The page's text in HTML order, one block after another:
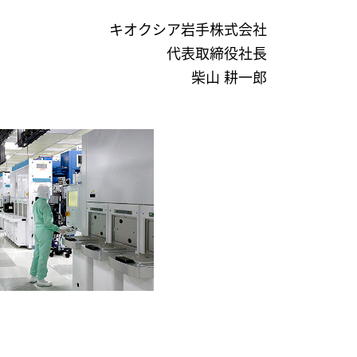
キオクシア岩手株式会社
代表取締役社長
柴山 耕一郎